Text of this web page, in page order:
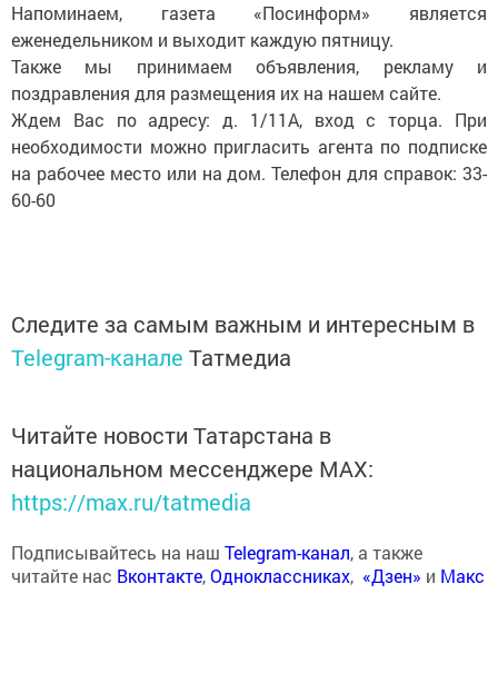
Напоминаем, газета «Посинформ» является
еженедельником и выходит каждую пятницу.
Также мы принимаем объявления, рекламу и
поздравления для размещения их на нашем сайте.
Ждем Вас по адресу: д. 1/11А, вход с торца. При
необходимости можно пригласить агента по подписке
на рабочее место или на дом. Телефон для справок: 33-
60-60
Следите за самым важным и интересным в
Telegram-канале Татмедиа
Читайте новости Татарстана в
национальном мессенджере MАХ:
https://max.ru/tatmedia
Подписывайтесь на наш Telegram-канал, а также
читайте нас Вконтакте,Одноклассниках, «Дзен» и Макс